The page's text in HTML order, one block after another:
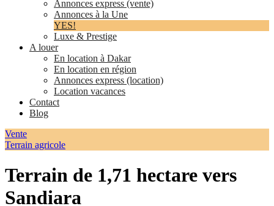
Annonces express (vente)
Annonces à la Une
YES!
Luxe & Prestige
A louer
En location à Dakar
En location en région
Annonces express (location)
Location vacances
Contact
Blog
Vente
Terrain agricole
Terrain de 1,71 hectare vers
Sandiara